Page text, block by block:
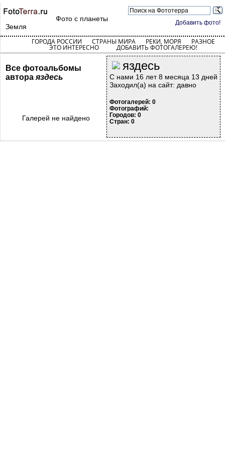
Добавить фото!
Фото с планеты
Земля
ГОРОДА РОССИИ СТРАНЫ МИРА РЕКИ, МОРЯ РАЗНОЕ
ЭТО ИНТЕРЕСНО ДОБАВИТЬ ФОТОГАЛЕРЕЮ!
яздесь
С нами 16 лет 8 месяца 13 дней
Заходил(а) на сайт: давно
Фотогалерей: 0
Фотографий:
Городов: 0
Стран: 0
Все фотоальбомы
автора яздесь
Галерей не найдено